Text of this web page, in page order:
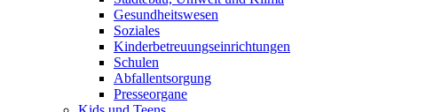
Gesundheitswesen
Soziales
Kinderbetreuungseinrichtungen
Schulen
Abfallentsorgung
Presseorgane